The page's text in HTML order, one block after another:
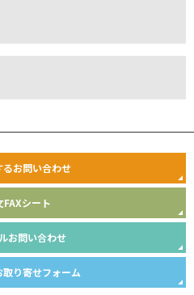
るお問い合わせ
FAXシート
お問い合わせ
り寄せフォーム